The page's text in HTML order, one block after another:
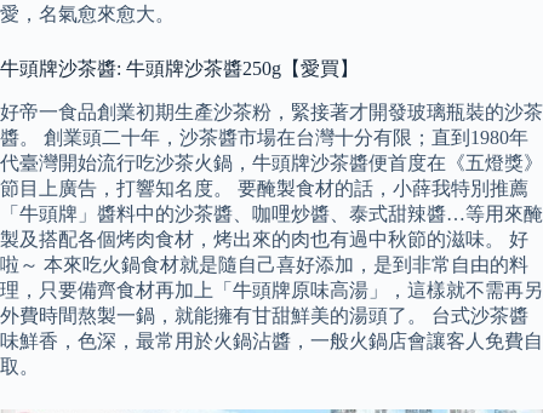
愛，名氣愈來愈大。
牛頭牌沙茶醬: 牛頭牌沙茶醬250g【愛買】
好帝一食品創業初期生產沙茶粉，緊接著才開發玻璃瓶裝的沙茶
醬。 創業頭二十年，沙茶醬市場在台灣十分有限；直到1980年
代臺灣開始流行吃沙茶火鍋，牛頭牌沙茶醬便首度在《五燈獎》
節目上廣告，打響知名度。 要醃製食材的話，小薛我特別推薦
「牛頭牌」醬料中的沙茶醬、咖哩炒醬、泰式甜辣醬…等用來醃
製及搭配各個烤肉食材，烤出來的肉也有過中秋節的滋味。 好
啦～ 本來吃火鍋食材就是隨自己喜好添加，是到非常自由的料
理，只要備齊食材再加上「牛頭牌原味高湯」，這樣就不需再另
外費時間熬製一鍋，就能擁有甘甜鮮美的湯頭了。 台式沙茶醬
味鮮香，色深，最常用於火鍋沾醬，一般火鍋店會讓客人免費自
取。